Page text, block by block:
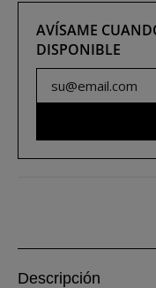
AVÍSAME
DISPONIBLE
Descripción